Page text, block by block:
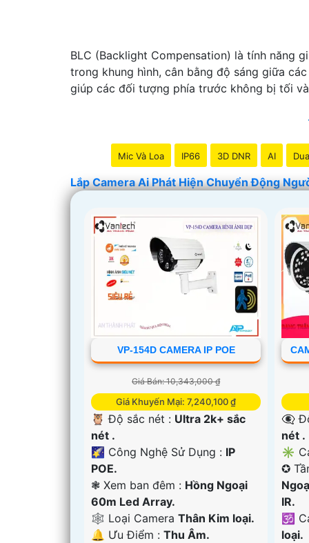
BLC (Backlight Compensation) là tính năng
trong khung hình, cân bằng độ sáng giữa
giúp các đối tượng phía trước không bị tối
Mic Và Loa IP66 3D DNR AI
Lắp Camera Ai Phát Hiện Chuyển Động
VP-154D CAMERA IP POE
Giá Bán: 10,343,000 ₫
Giá Khuyến Mại: 7,240,100 ₫
🦉 Độ sắc nét : Ultra 2k+ sắc
nét .
🌠 Công Nghệ Sử Dụng : IP
POE.
❃ Xem ban đêm : Hồng Ngoại
60m Led Array.
🕸️ Loại Camera Thân Kim loại.
️🔔 Ưu Điểm : Thu Âm.
👁️‍🗨
nét .
✳️
✪
IR.
🕉️
loại.